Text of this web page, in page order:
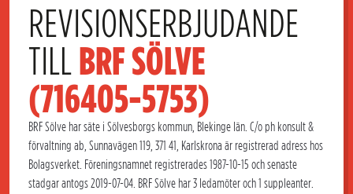
REVISIONSERBJUDANDE
TILL BRF SÖLVE
(716405-5753)
BRF Sölve har säte i Sölvesborgs kommun, Blekinge län. C/o ph konsult &
förvaltning ab, Sunnavägen 119, 371 41, Karlskrona är registrerad adress hos
Bolagsverket. Föreningsnamnet registrerades 1987-10-15 och senaste
stadgar antogs 2019-07-04. BRF Sölve har 3 ledamöter och 1 suppleanter.